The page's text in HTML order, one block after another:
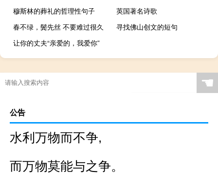
穆斯林的葬礼的哲理性句子
英国著名诗歌
春不绿，鬓先丝 不要难过很久
寻找佛山创文的短句
让你的丈夫“亲爱的，我爱你”
☚
公告
水利万物而不争,
而万物莫能与之争。